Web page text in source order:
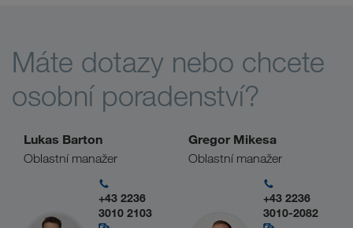
Máte dotazy nebo chcete
osobní poradenství?
Lukas Barton
Oblastní manažer
+43 2236
3010 2103
Gregor Mikesa
Oblastní manažer
+43 2236
3010-2082